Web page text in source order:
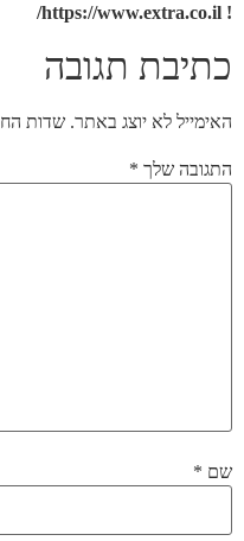
! https://www.extra.co.il/
כתיבת תגובה
האימייל לא יוצג באתר. שדות
התגובה שלך *
שם *